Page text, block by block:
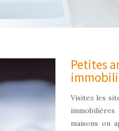
Petites
Visitez les
maisons ou